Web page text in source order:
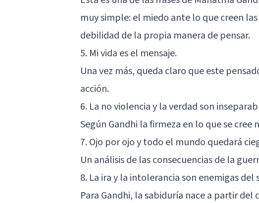
muy simple:el miedo ante lo que creen
debilidad de la propia manera de pensar.
5. Mi vida es el mensaje.
Una vez más, queda claro que este
acción.
6. La no violencia y la verdad son
Según Gandhi la firmeza en lo que se
7. Ojo por ojo y todo el mundo quedará
Un análisis de las consecuencias de la
8. La ira y la intolerancia son enemigas del
Para Gandhi, la sabiduría nace a partir del